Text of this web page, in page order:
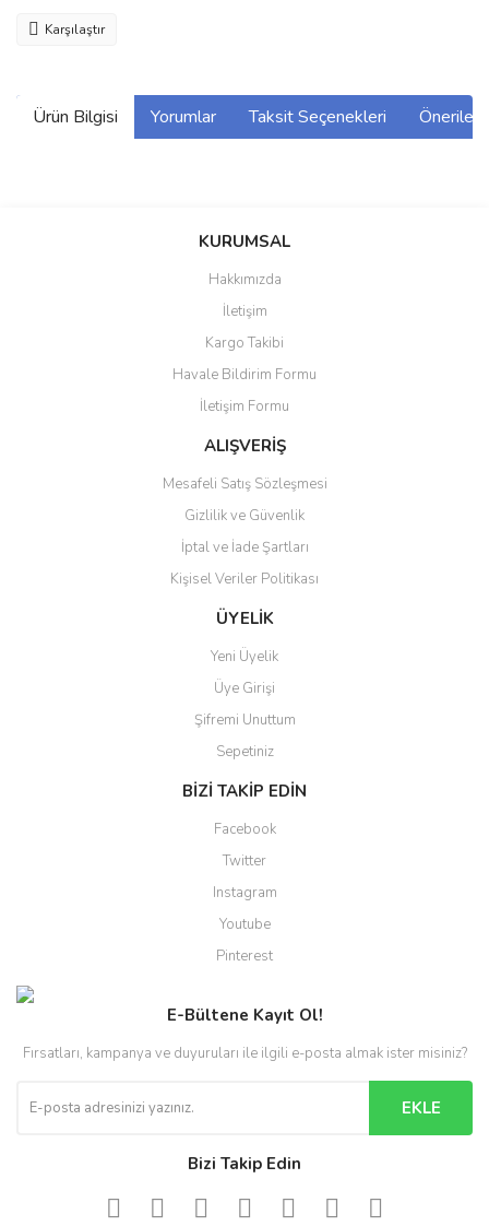
Karşılaştır
Ürün Bilgisi Yorumlar Taksit Seçenekleri
Bu ürüne ilk yorumu siz yapın!
Yorum Yaz
Ürün resmi kalitesiz, bozuk veya görüntülenemiyor.
Ürün açıklamasında eksik bilgiler bulunuyor.
Ürün bilgilerinde hatalar bulunuyor.
Ürün fiyatı diğer sitelerden daha pahalı.
Bu ürüne benzer farklı alternatifler olmalı.
Gönder
KURUMSAL
Hakkımızda
İletişim
Kargo Takibi
Havale Bildirim Formu
İletişim Formu
ALIŞVERİŞ
Mesafeli Satış Sözleşmesi
Gizlilik ve Güvenlik
İptal ve İade Şartları
Kişisel Veriler Politikası
ÜYELİK
Yeni Üyelik
Üye Girişi
Şifremi Unuttum
Sepetiniz
BİZİ TAKİP EDİN
Facebook
Twitter
Instagram
Youtube
Pinterest
E-Bültene Kayıt Ol!
Fırsatları, kampanya ve duyuruları ile ilgili e-posta almak ister misiniz?
EKLE
Bizi Takip Edin